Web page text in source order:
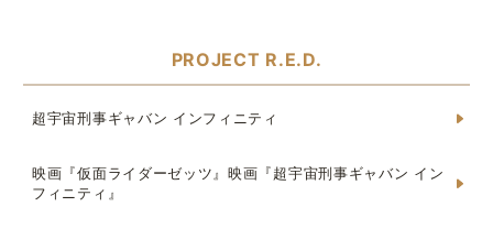
PROJECT R.E.D.
超宇宙刑事ギャバン インフィニティ
映画『仮面ライダーゼッツ』映画『超宇宙刑事ギャバン イン
フィニティ』